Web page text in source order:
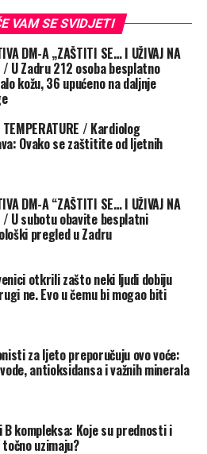
područjima uz kopnene vode
u tim područjima zapravo su
će stanovnici obale živjeti
od 79 godina, a oni koji
blizu kopnenih rijeka i
oko 78. godine”, kaže
Jianyong Wu sa
povezanosti?
koji utječu na životni
izravnu uzročno-
na značajnu povezanost.
mogućih objašnjenja.
imaju umjerenije
zraka i više mogućnosti za
urbanim područjima uz kopnene
uz more obično su skuplje, pa
vjerojatno jedan od ključnih
VAM SE SVIDJETI
DM-A „ZAŠTITI SE… I UŽIVAJ NA
/ U Zadru 212 osoba besplatno
kožu, 36 upućeno na daljnje
TEMPERATURE / Kardiolog
Ovako se zaštitite od ljetnih
DM-A “ZAŠTITI SE… I UŽIVAJ NA
/ U subotu obavite besplatni
pregled u Zadru
otkrili zašto neki ljudi dobiju
ne. Evo u čemu bi mogao biti
za ljeto preporučuju ovo voće:
antioksidansa i važnih minerala
B kompleksa: Koje su prednosti i
uzimaju?